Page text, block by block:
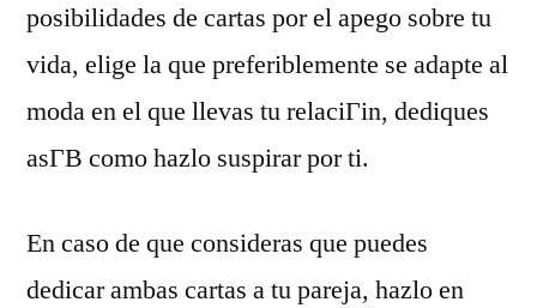
posibilidades de cartas por el apego sobre tu
vida, elige la que preferiblemente se adapte al
moda en el que llevas tu relaciГіn, dediques
asГ­В­ como hazlo suspirar por ti.
En caso de que consideras que puedes
dedicar ambas cartas a tu pareja, hazlo en